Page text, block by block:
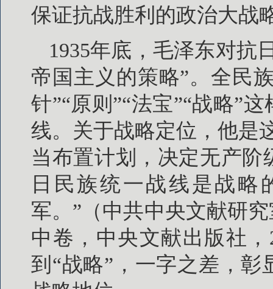
保证抗战胜利的政治大战
1935年底，毛泽东对抗
帝国主义的策略”。全民
针”“原则”“法宝”“战略”
线。关于战略定位，他是
当布置计划，决定无产
日民族统一战线是战略
军。”（中共中央文献研
中卷，中央文献出版社
到“战略”，一字之差，